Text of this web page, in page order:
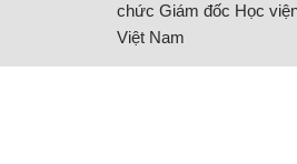
chức Giám đốc Học
Việt Nam